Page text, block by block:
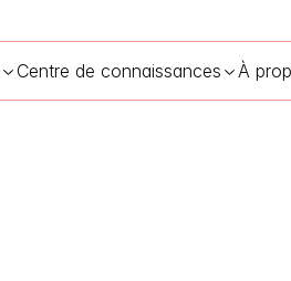
Centre de connaissances À